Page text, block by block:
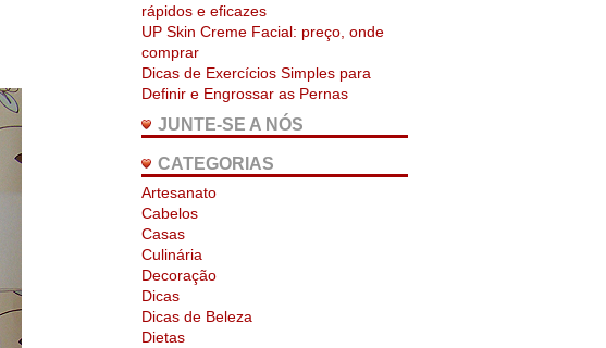
rápidos e eficazes
UP Skin Creme Facial: preço, onde
comprar
Dicas de Exercícios Simples para
Definir e Engrossar as Pernas
JUNTE-SE A NÓS
CATEGORIAS
Artesanato
Cabelos
Casas
Culinária
Decoração
Dicas
Dicas de Beleza
Dietas